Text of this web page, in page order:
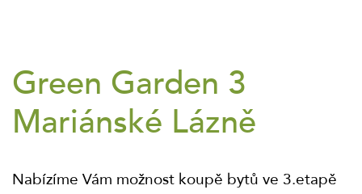
Green Garden 3
Mariánské Lázně
Nabízíme Vám možnost koupě bytů ve 3.etapě